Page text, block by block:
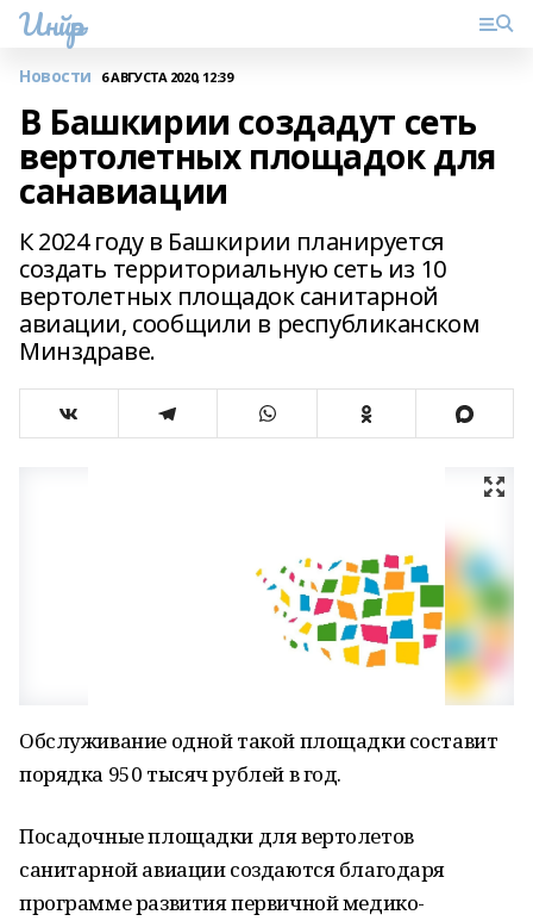
Инйәр
Новости 6 АВГУСТА 2020, 12:39
В Башкирии создадут сеть
вертолетных площадок для
санавиации
К 2024 году в Башкирии планируется
создать территориальную сеть из 10
вертолетных площадок санитарной
авиации, сообщили в республиканском
Минздраве.
Обслуживание одной такой площадки составит
порядка 950 тысяч рублей в год.
Посадочные площадки для вертолетов
санитарной авиации создаются благодаря
программе развития первичной медико-